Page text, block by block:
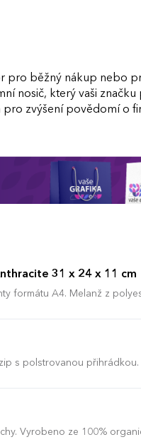
pro běžný nákup nebo
nosič, který vaši
zvýšení povědomí o
31 x 24 x 11 cm
formátu A4. Melanž z
s polstrovanou přihrádkou.
Vyrobeno ze 100%